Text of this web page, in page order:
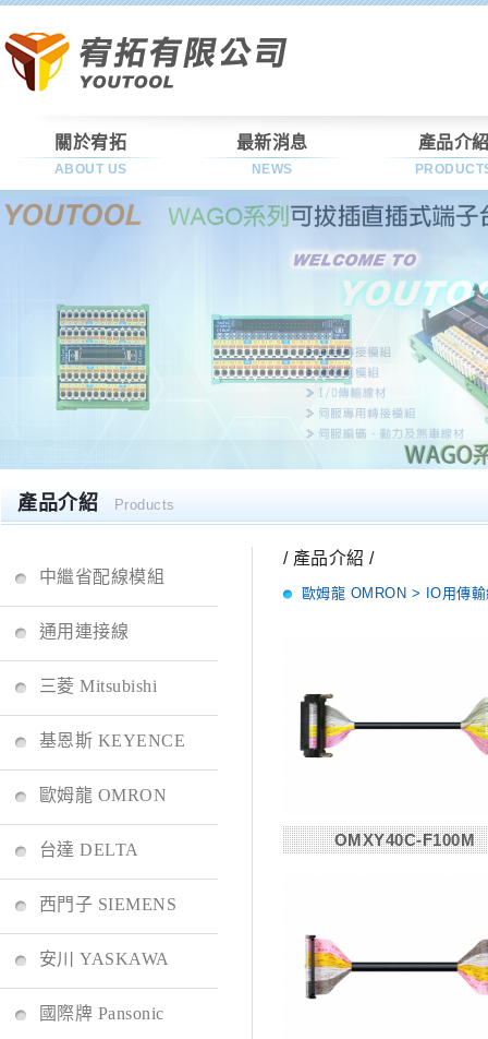
關於宥拓
ABOUT US
最新消息
NEWS
產品介
產品介紹 Products
中繼省配線模組
通用連接線
三菱 Mitsubishi
基恩斯 KEYENCE
歐姆龍 OMRON
台達 DELTA
西門子 SIEMENS
安川 YASKAWA
國際牌 Pansonic
/ 產品介紹 /
歐姆龍 OMRON > IO用傳
OMXY40C-F100M